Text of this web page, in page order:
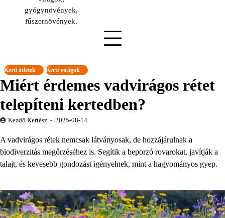
gyógynövények,
fűszernövények.
Kerti ötletek Kerti virágok
Miért érdemes vadvirágos rétet
telepíteni kertedben?
Kezdő Kertész 2025-08-14
A vadvirágos rétek nemcsak látványosak, de hozzájárulnak a
biodiverzitás megőrzéséhez is. Segítik a beporzó rovarokat, javítják a
talajt, és kevesebb gondozást igényelnek, mint a hagyományos gyep.